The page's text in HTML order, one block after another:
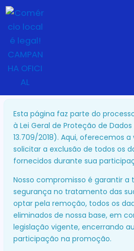
Esta página faz parte do
à Lei Geral de Proteção de Dados
13.709/2018). Aqui, oferecemos
solicitar a exclusão de todos os
fornecidos durante sua
Nosso compromisso é garantir a
segurança no tratamento das
optar pela remoção, todos os
eliminados de nossa base, em
legislação vigente, encerrando
participação na promoção.